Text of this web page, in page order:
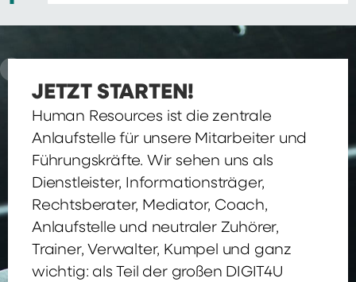
JETZT STARTEN!
Human Resources ist die zentrale
Anlaufstelle für unsere Mitarbeiter und
Führungskräfte. Wir sehen uns als
Dienstleister, Informationsträger,
Rechtsberater, Mediator, Coach,
Anlaufstelle und neutraler Zuhörer,
Trainer, Verwalter, Kumpel und ganz
wichtig: als Teil der großen DIGIT4U